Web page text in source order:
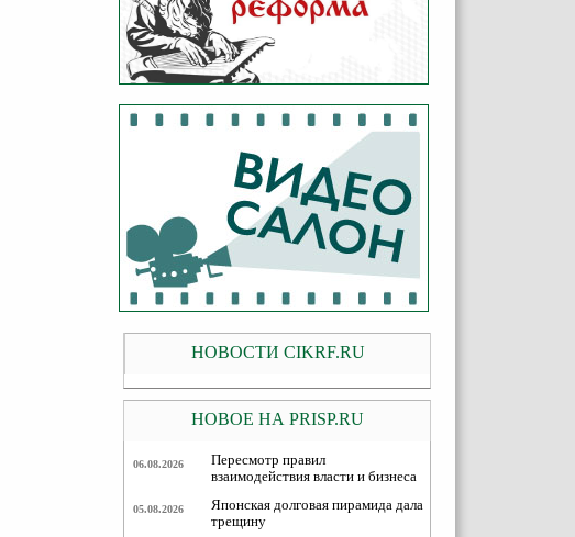
НОВОСТИ CIKRF.RU
НОВОЕ НА PRISP.RU
06.08.2026
Пересмотр правил
взаимодействия власти и бизнеса
05.08.2026
Японская долговая пирамида дала
трещину